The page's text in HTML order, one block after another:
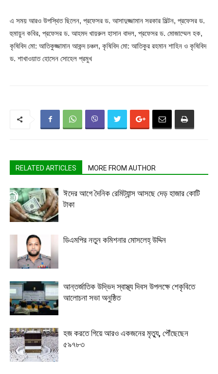
এ সময় আরও উপস্থিত ছিলেন, প্রফেসর ড. আসাদুজ্জামান সরকার মিল্টন, প্রফেসর ড.
হুমায়ুন কবির, প্রফেসর ড. আহমদ খায়রুল হাসান বাদল, প্রফেসর ড. মোজাম্মেল হক,
কৃষিবিদ মো: আতিকুজ্জামান আকন্দ চঞ্চল, কৃষিবিদ মো: আতিকুর রহমান শাহিন ও কৃষিবিদ
ড. শাখাওয়াত হোসেন সোহেল প্রমুখ
RELATED ARTICLES MORE FROM AUTHOR
ঈদের আগে দৈনিক রেমিট্যান্স আসছে দেড় হাজার কোটি
টাকা
ডিএমপির নতুন কমিশনার মোসলেহ্ উদ্দিন
আন্তর্জাতিক উদ্ভিদ স্বাস্থ্য দিবস উপলক্ষে শেকৃবিতে
আলোচনা সভা অনুষ্ঠিত
হজ করতে গিয়ে আরও একজনের মৃত্যু, পৌঁছেছেন
৫৯৭৮৩